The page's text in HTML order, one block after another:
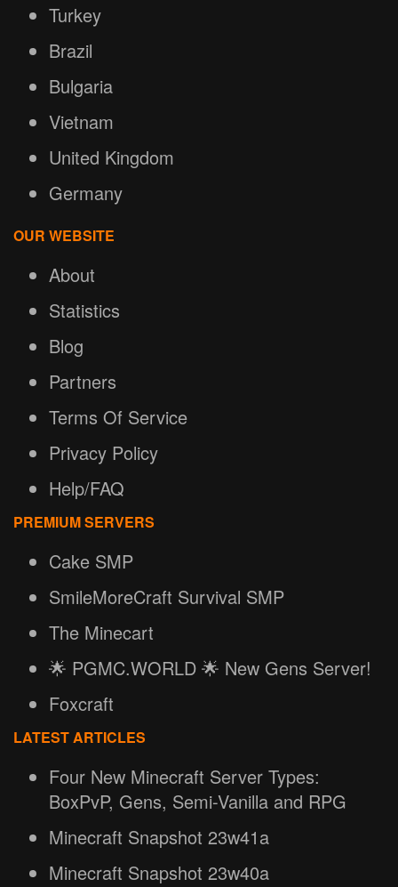
Turkey
Brazil
Bulgaria
Vietnam
United Kingdom
Germany
OUR WEBSITE
About
Statistics
Blog
Partners
Terms Of Service
Privacy Policy
Help/FAQ
PREMIUM SERVERS
Cake SMP
SmileMoreCraft Survival SMP
The Minecart
🌟 PGMC.WORLD 🌟 New Gens Server!
Foxcraft
LATEST ARTICLES
Four New Minecraft Server Types:
BoxPvP, Gens, Semi-Vanilla and RPG
Minecraft Snapshot 23w41a
Minecraft Snapshot 23w40a